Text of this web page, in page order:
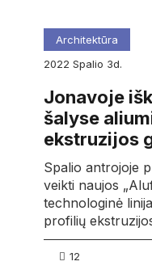
Architektūra
2022
spalio 3d.
Jonavoje
šalyse
ekstruzijos
Spalio antrojoje
veikti naujos
technologinė
profilių
12